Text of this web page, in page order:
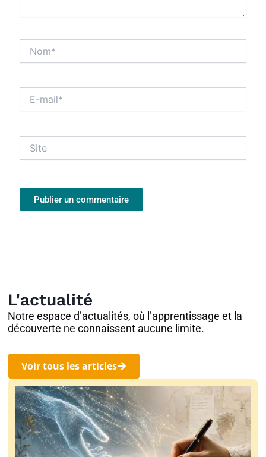
mail*
L'actualité
Notre espace d’actualités, où l’apprentissage et la
découverte ne connaissent aucune limite.
Voir tous les articles